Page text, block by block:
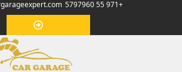
+971 55 5797960
‏موعد‏